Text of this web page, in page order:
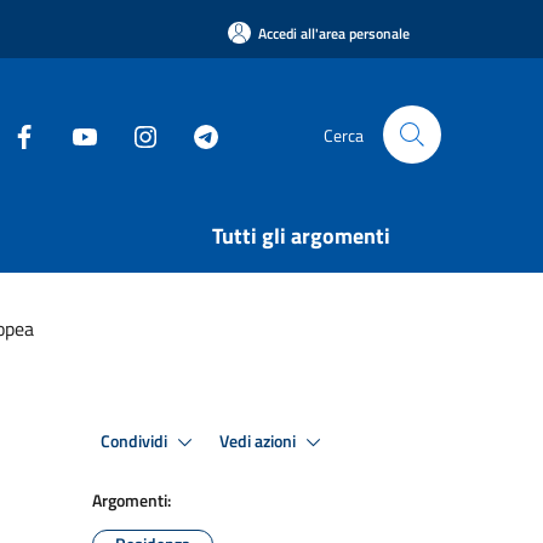
Accedi all'area personale
Cerca
Tutti gli argomenti
Condividi Vedi azioni
Argomenti: